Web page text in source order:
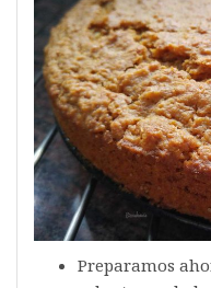
Preparamos